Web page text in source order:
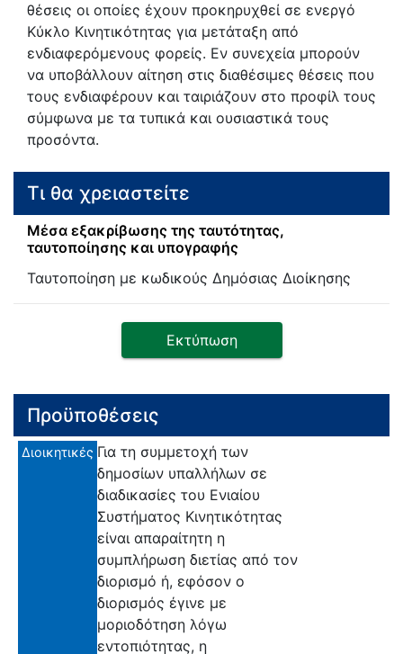
θέσεις οι οποίες έχουν προκηρυχθεί σε ενεργό
Κύκλο Κινητικότητας για μετάταξη από
ενδιαφερόμενους φορείς. Εν συνεχεία μπορούν
να υποβάλλουν αίτηση στις διαθέσιμες θέσεις που
τους ενδιαφέρουν και ταιριάζουν στο προφίλ τους
σύμφωνα με τα τυπικά και ουσιαστικά τους
προσόντα.
Τι θα χρειαστείτε
Μέσα εξακρίβωσης της ταυτότητας,
ταυτοποίησης και υπογραφής
Ταυτοποίηση με κωδικούς Δημόσιας Διοίκησης
Εκτύπωση
Προϋποθέσεις
Διοικητικές Για τη συμμετοχή των
δημοσίων υπαλλήλων σε
διαδικασίες του Ενιαίου
Συστήματος Κινητικότητας
είναι απαραίτητη η
συμπλήρωση διετίας από τον
διορισμό ή, εφόσον ο
διορισμός έγινε με
μοριοδότηση λόγω
εντοπιότητας, η